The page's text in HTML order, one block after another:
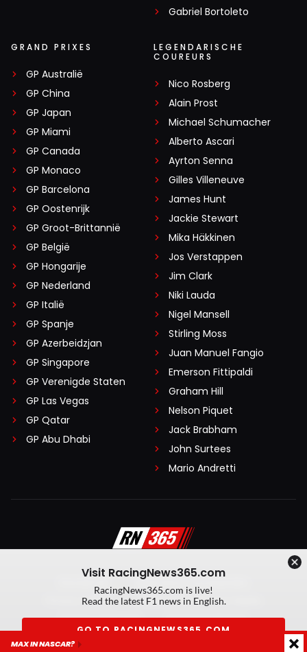
Gabriel Bortoleto
GRAND PRIXES
GP Australië
GP China
GP Japan
GP Miami
GP Canada
GP Monaco
GP Barcelona
GP Oostenrijk
GP Groot-Brittannië
GP België
GP Hongarije
GP Nederland
GP Italië
GP Spanje
GP Azerbeidzjan
GP Singapore
GP Verenigde Staten
GP Las Vegas
GP Qatar
GP Abu Dhabi
LEGENDARISCHE
COUREURS
Nico Rosberg
Alain Prost
Michael Schumacher
Alberto Ascari
Ayrton Senna
Gilles Villeneuve
James Hunt
Jackie Stewart
Mika Häkkinen
Jos Verstappen
Jim Clark
Niki Lauda
Nigel Mansell
Stirling Moss
Juan Manuel Fangio
Emerson Fittipaldi
Graham Hill
Nelson Piquet
Jack Brabham
John Surtees
Mario Andretti
Algemene voorwaarden
Privacy Policy
Created by On Your Marks
Privacy manager
Kansspeluitingen
© 2026 RacingNews365. Alle rechten voorbehouden
Visit RacingNews365.com
RacingNews365.com is live!
Read the latest F1 news in English.
GO TO RACINGNEWS365.COM
MAX IN NASCAR?